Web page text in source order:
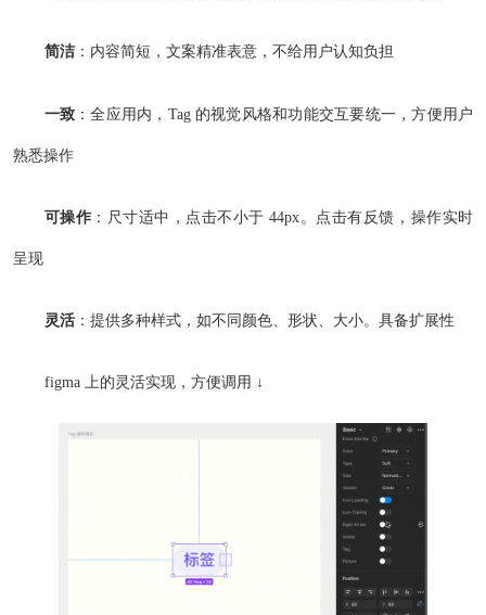
简洁：内容简短，文案精准表意，不给用户认知负担
一致 ：全应用内，Tag 的视觉风格和功能交互要统一，方便用户
熟悉操作
可操作：尺寸适中，点击不小于 44px。点击有反馈，操作实时
呈现
灵活：提供多种样式，如不同颜色、形状、大小。具备扩展性
figma 上的灵活实现，方便调用 ↓